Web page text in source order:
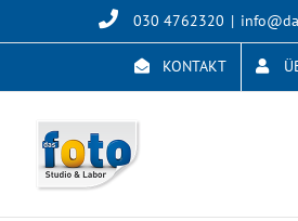
030 4762320 |
KONTAKT